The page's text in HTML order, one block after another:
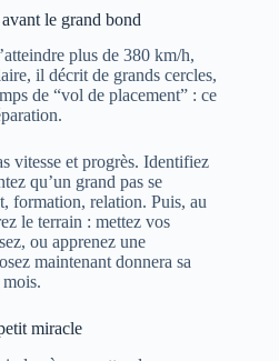
le grand bond
plus de 380 km/h,
il décrit de grands cercles,
de “vol de placement” : ce
vitesse et progrès. Identifiez
qu’un grand pas se
formation, relation. Puis, au
le terrain : mettez vos
ou apprenez une
maintenant donnera sa
miracle